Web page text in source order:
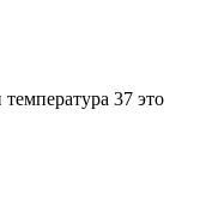
37 это